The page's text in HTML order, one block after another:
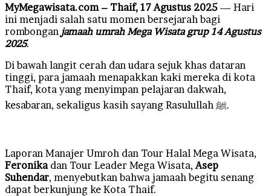
MyMegawisata.com – Thaif, 17 Agustus 2025— Hari
ini menjadi salah satu momen bersejarah bagi
rombongan jamaah umrah Mega Wisata grup 14 Agustus
2025.
Di bawah langit cerah dan udara sejuk khas dataran
tinggi, para jamaah menapakkan kaki mereka di kota
Thaif, kota yang menyimpan pelajaran dakwah,
kesabaran, sekaligus kasih sayang Rasulullah ﷺ.
Laporan Manajer Umroh dan Tour Halal Mega Wisata,
Feronikadan Tour Leader Mega Wisata, Asep
Suhendar, menyebutkan bahwa jamaah begitu senang
dapat berkunjung ke Kota Thaif.